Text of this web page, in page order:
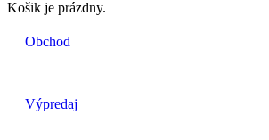
Košik je prázdny.
Obchod
Výpredaj